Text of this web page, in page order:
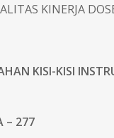
KINERJA
KISI-KISI
– 277